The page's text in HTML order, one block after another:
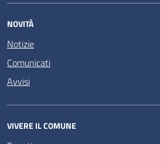
NOVITÀ
Notizie
Comunicati
Avvisi
VIVERE IL COMUNE